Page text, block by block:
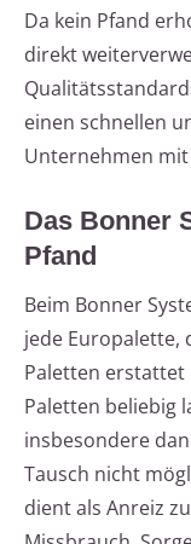
Da kein Pfand
direkt
einen schnellen
Unternehmen
Das Bonner
Pfand
Beim Bonner
jede Europalette,
Paletten erstattet
Paletten beliebig
insbesondere
Tausch nicht
dient als Anreiz